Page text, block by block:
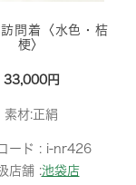
問着〈水色・桔
梗〉
33,000円
素材:正絹
ード : i-nr426
店舗 :池袋店